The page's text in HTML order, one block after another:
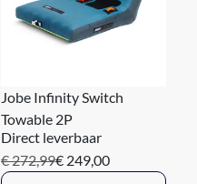
Jobe Infinity Switch
Towable 2P
Direct leverbaar
€ 272,99€ 249,00